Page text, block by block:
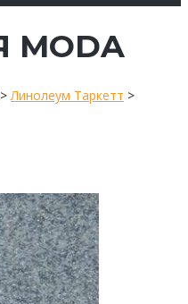
>Линолеум Таркетт >